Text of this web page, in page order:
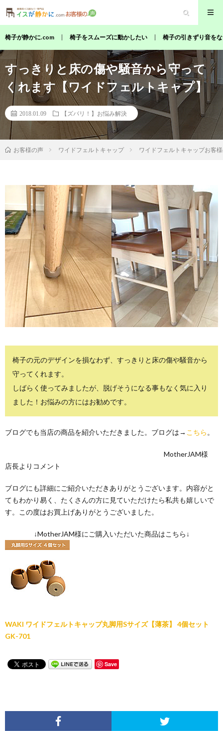
椅子が静かに.com 椅子をスムーズに動かしたい 椅子の引きずり音を
すっきりと床の傷や騒音から守って
くれます【ワイドフェルトキャプ】
2018.01.09 【ズバリ！】お悩み解決
お客様の声 ワイドフェルトキャップ ワイドフェルトキャップお客
椅子の元のデザインを損なわず、すっきりと床の傷や騒音から
守ってくれます。
しばらく使ってみましたが、脱げそうになる事もなく気に入り
ました！お悩みの方にはお勧めです。
ブログでも当店の商品を紹介いただきました。ブログは→ こちら 。
MotherJAM様
店長よりコメント
ブログにも詳細にご紹介いただきありがとうございます。内容がと
てもわかり易く、たくさんの方に見ていただけたら私共も嬉しいで
す。この度はお買上げありがとうございました。
↓MotherJAM様にご購入いただいた商品はこちら↓
WAKI ワイドフェルトキャップ丸脚用Sサイズ【薄茶】 4個セット
GK-701
Save